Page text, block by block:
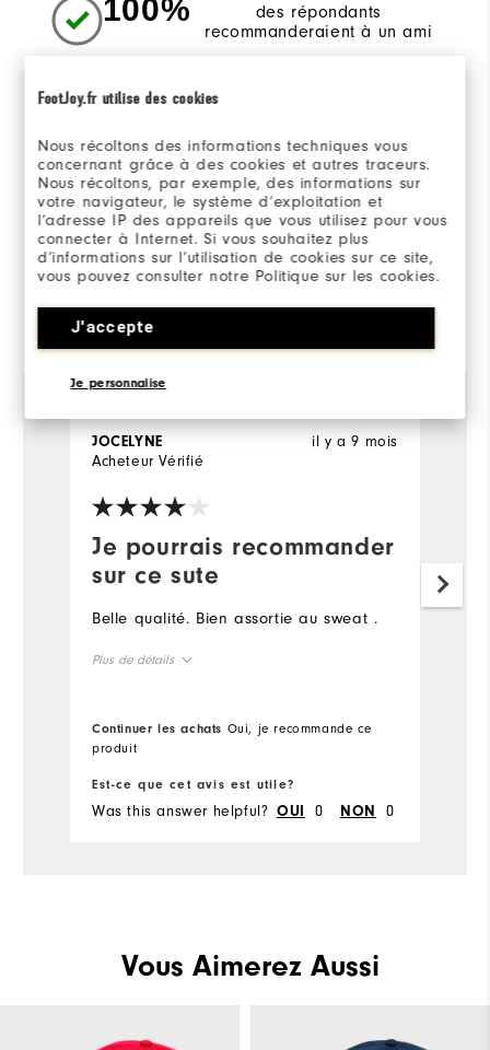
FootJoy.fr utilise des cookies
Nous récoltons des informations techniques vous
concernant grâce à des cookies et autres traceurs.
Nous récoltons, par exemple, des informations sur
votre navigateur, le système d’exploitation et
l’adresse IP des appareils que vous utilisez pour vous
connecter à Internet. Si vous souhaitez plus
d’informations sur l’utilisation de cookies sur ce site,
vous pouvez consulter notre Politique sur les cookies.
J'accepte
Je personnalise
100%
des répondants
recommanderaient à un ami
Sizing/Fit
Taille en général
Taillent plus petit Taillent plus grand
Evalué par 1 client
Je pourrais recommander
sur ce sute
il y a 9 mois
JOCELYNE
Acheteur Vérifié
Belle qualité. Bien assortie au sweat .
Plus de détails
Taillent plus petit
Continuer les achats Oui, je recommande ce
produit
Est-ce que cet avis est utile?
Was this answer helpful? OUI 0 NON 0
Vous Aimerez Aussi